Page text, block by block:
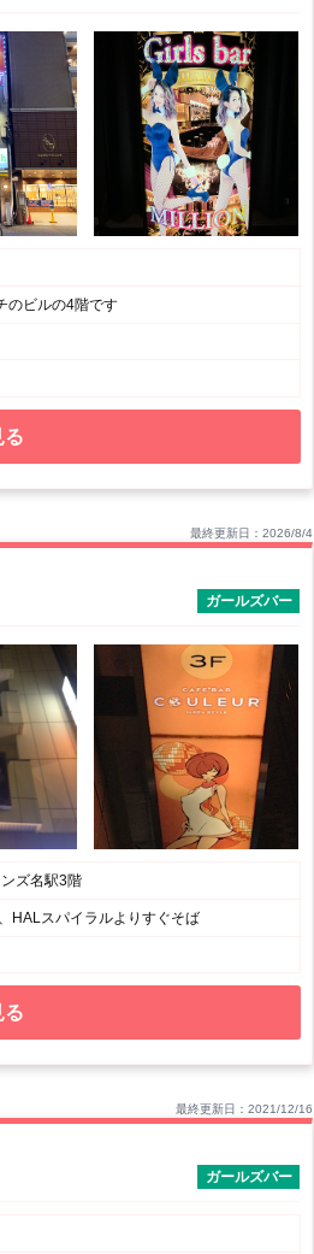
のビルの4階です
る
最終更新日：2026/8/4
ガールズバー
ズ名駅3階
HALスパイラルよりすぐそば
る
最終更新日：2021/12/16
ガールズバー